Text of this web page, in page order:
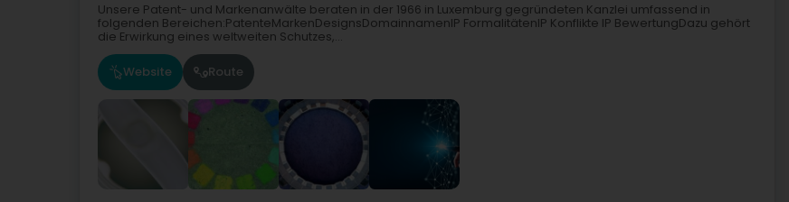
Unsere Patent- und Markenanwälte beraten in der 1966 in Luxemburg gegründeten Kanzlei umfassend in
folgenden Bereichen:PatenteMarkenDesignsDomainnamenIP FormalitätenIP Konflikte IP BewertungDazu gehört
die Erwirkung eines weltweiten Schutzes,...
Website Route